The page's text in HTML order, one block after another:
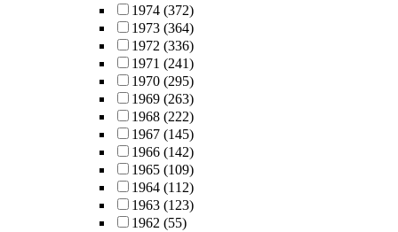
1974 (372)
1973 (364)
1972 (336)
1971 (241)
1970 (295)
1969 (263)
1968 (222)
1967 (145)
1966 (142)
1965 (109)
1964 (112)
1963 (123)
1962 (55)